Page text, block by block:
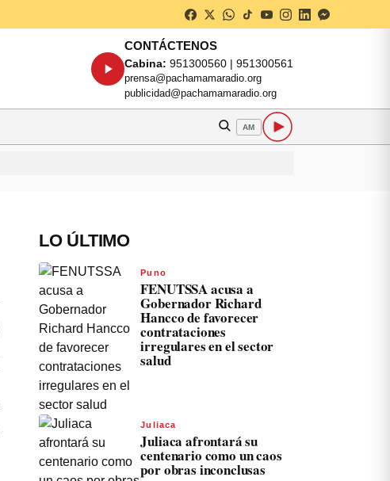
CONTÁCTENOS
Cabina: 951300560 | 951300561
prensa@pachamamaradio.org
publicidad@pachamamaradio.org
AM
LO ÚLTIMO
Puno
FENUTSSA acusa a
Gobernador Richard
Hancco de favorecer
contrataciones
irregulares en el sector
salud
Juliaca
Juliaca afrontará su
centenario como un caos
por obras inconclusas